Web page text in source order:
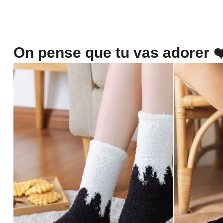
On pense que tu vas adorer